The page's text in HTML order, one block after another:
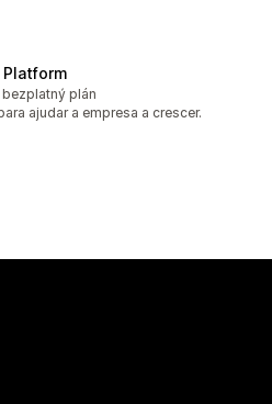
plán
ajudar a empresa a crescer.